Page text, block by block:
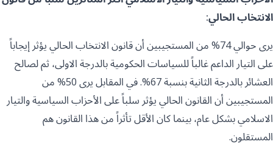
الانتخاب الحالي:
يرى حوالي 74% من المستجيبين أن قانون الانتخاب الحالي يؤثر إيجاباً
على التيار الداعم غالباً للسياسات الحكومية بالدرجة الاولى، ثم لصالح
العشائر بالدرجة الثانية بنسبة 67%. في المقابل يرى 50% من
المستجيبين أن القانون الحالي يؤثر سلباً على الأحزاب السياسية والتيار
الاسلامي بشكل عام، بينما كان الأقل تأثراً من هذا القانون هم
المستقلون.